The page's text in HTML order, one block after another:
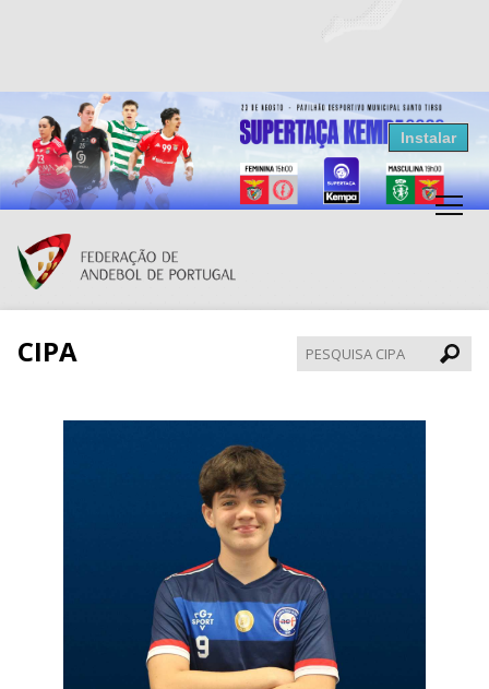
Resultados Andebol
Federação de Andebol de Portugal
Grátis - Disponivel na Play Store
Instalar
CIPA
CIPA